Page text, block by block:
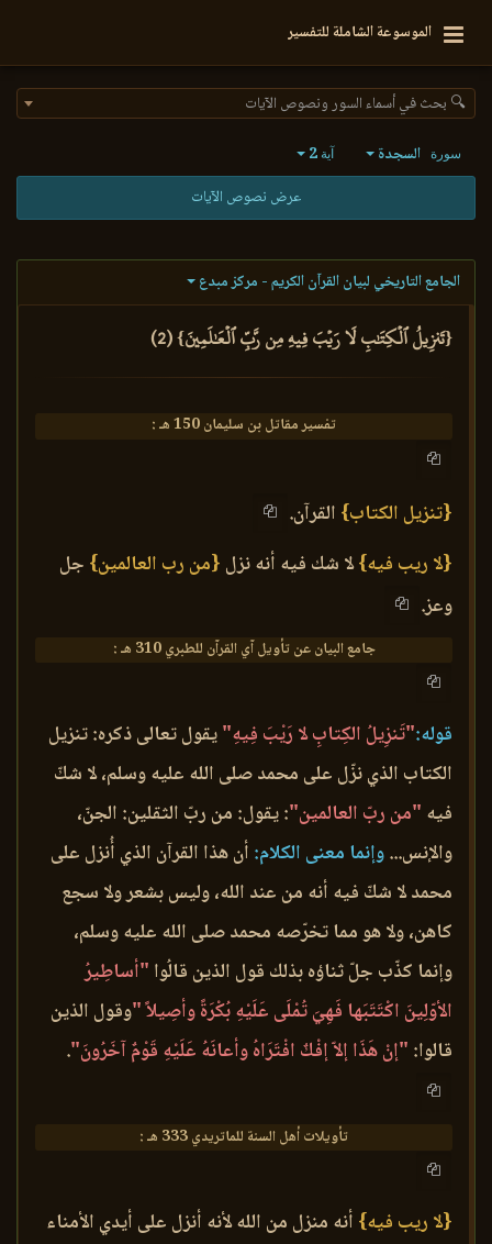
الموسوعة الشاملة للتفسير
🔍 بحث في أسماء السور ونصوص الآيات
سورة السجدة آية 2
عرض نصوص الآيات
الجامع التاريخي لبيان القرآن الكريم - مركز مبدع
{تَنزِيلُ ٱلۡكِتَٰبِ لَا رَيۡبَ فِيهِ مِن رَّبِّ ٱلۡعَٰلَمِينَ} (2)
تفسير مقاتل بن سليمان 150 هـ :
{تنزيل الكتاب} القرآن.
{لا ريب فيه}لا شك فيه أنه نزل {من رب العالمين} جل
وعز.
جامع البيان عن تأويل آي القرآن للطبري 310 هـ :
قوله:"تَنزِيلُ الكِتابِ لا رَيْبَ فِيهِ"يقول تعالى ذكره: تنزيل
الكتاب الذي نزّل على محمد صلى الله عليه وسلم، لا شكّ
فيه "من ربّ العالمين": يقول: من ربّ الثقلين: الجنّ،
والإنس...وإنما معنى الكلام: أن هذا القرآن الذي أُنزل على
محمد لا شكّ فيه أنه من عند الله، وليس بشعر ولا سجع
كاهن، ولا هو مما تخرّصه محمد صلى الله عليه وسلم،
وإنما كذّب جلّ ثناؤه بذلك قول الذين قالُوا "أساطِيرُ
الأوّلِينَ اكْتَتَبَها فَهِيَ تُمْلَى عَلَيْهِ بُكْرَةً وأصِيلاً "وقول الذين
قالوا: "إنْ هَذَا إلاّ إفْكٌ افْتَرَاهُ وأعانَهُ عَلَيْهِ قَوْمٌ آخَرُونَ".
تأويلات أهل السنة للماتريدي 333 هـ :
{لا ريب فيه} أنه منزل من الله لأنه أنزل على أيدي الأمناء